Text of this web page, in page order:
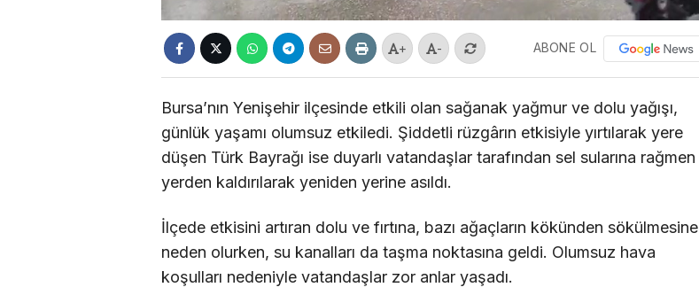
+ - ABONE OL
Bursa’nın Yenişehir ilçesinde etkili olan sağanak yağmur ve dolu yağışı,
günlük yaşamı olumsuz etkiledi. Şiddetli rüzgârın etkisiyle yırtılarak yere
düşen Türk Bayrağı ise duyarlı vatandaşlar tarafından sel sularına rağmen
yerden kaldırılarak yeniden yerine asıldı.
İlçede etkisini artıran dolu ve fırtına, bazı ağaçların kökünden sökülmesine
neden olurken, su kanalları da taşma noktasına geldi. Olumsuz hava
koşulları nedeniyle vatandaşlar zor anlar yaşadı.